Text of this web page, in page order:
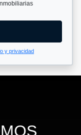
y privacidad